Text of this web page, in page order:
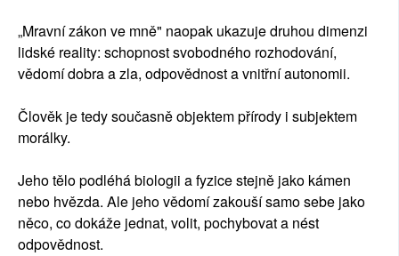
„Mravní zákon ve mně" naopak ukazuje druhou dimenzi
lidské reality: schopnost svobodného rozhodování,
vědomí dobra a zla, odpovědnost a vnitřní autonomii.
Člověk je tedy současně objektem přírody i subjektem
morálky.
Jeho tělo podléhá biologii a fyzice stejně jako kámen
nebo hvězda. Ale jeho vědomí zakouší samo sebe jako
něco, co dokáže jednat, volit, pochybovat a nést
odpovědnost.